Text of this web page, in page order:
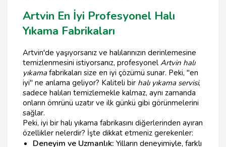
Artvin En İyi Profesyonel Halı
Yıkama Fabrikaları
Artvin'de yaşıyorsanız ve halılarınızın derinlemesine
temizlenmesini istiyorsanız, profesyonel Artvin halı
yıkamafabrikaları size en iyi çözümü sunar. Peki, "en
iyi" ne anlama geliyor? Kaliteli bir halı yıkama servisi,
sadece halıları temizlemekle kalmaz, aynı zamanda
onların ömrünü uzatır ve ilk günkü gibi görünmelerini
sağlar.
Peki, iyi bir halı yıkama fabrikasını diğerlerinden ayıran
özellikler nelerdir? İşte dikkat etmeniz gerekenler:
Deneyim ve Uzmanlık: Yılların deneyimiyle, farklı